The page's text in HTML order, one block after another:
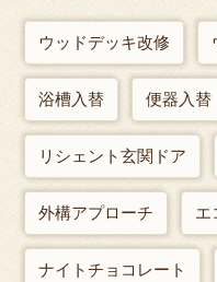
ウッドデッキ改修
浴槽入替 便器入替
リシェント玄関ドア
外構アプローチ エ
ナイトチョコレート